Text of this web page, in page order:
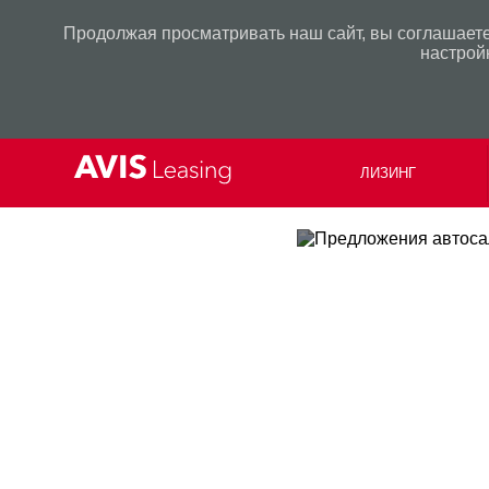
Продолжая просматривать наш сайт, вы
ЛИЗИНГ